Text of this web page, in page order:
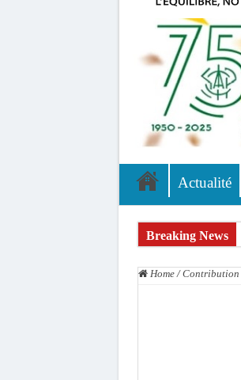
Actualité
Breaking News
Home / Contribution